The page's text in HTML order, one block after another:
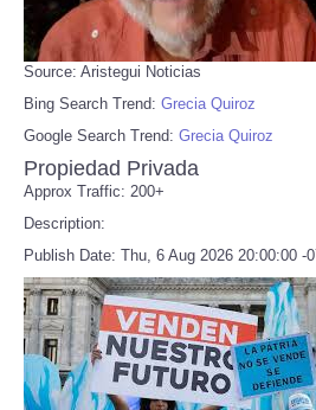
Source: Aristegui Noticias
Bing Search Trend: Grecia Quiroz
Google Search Trend: Grecia Quiroz
Propiedad Privada
Approx Traffic: 200+
Description:
Publish Date: Thu, 6 Aug 2026 20:00:00 -